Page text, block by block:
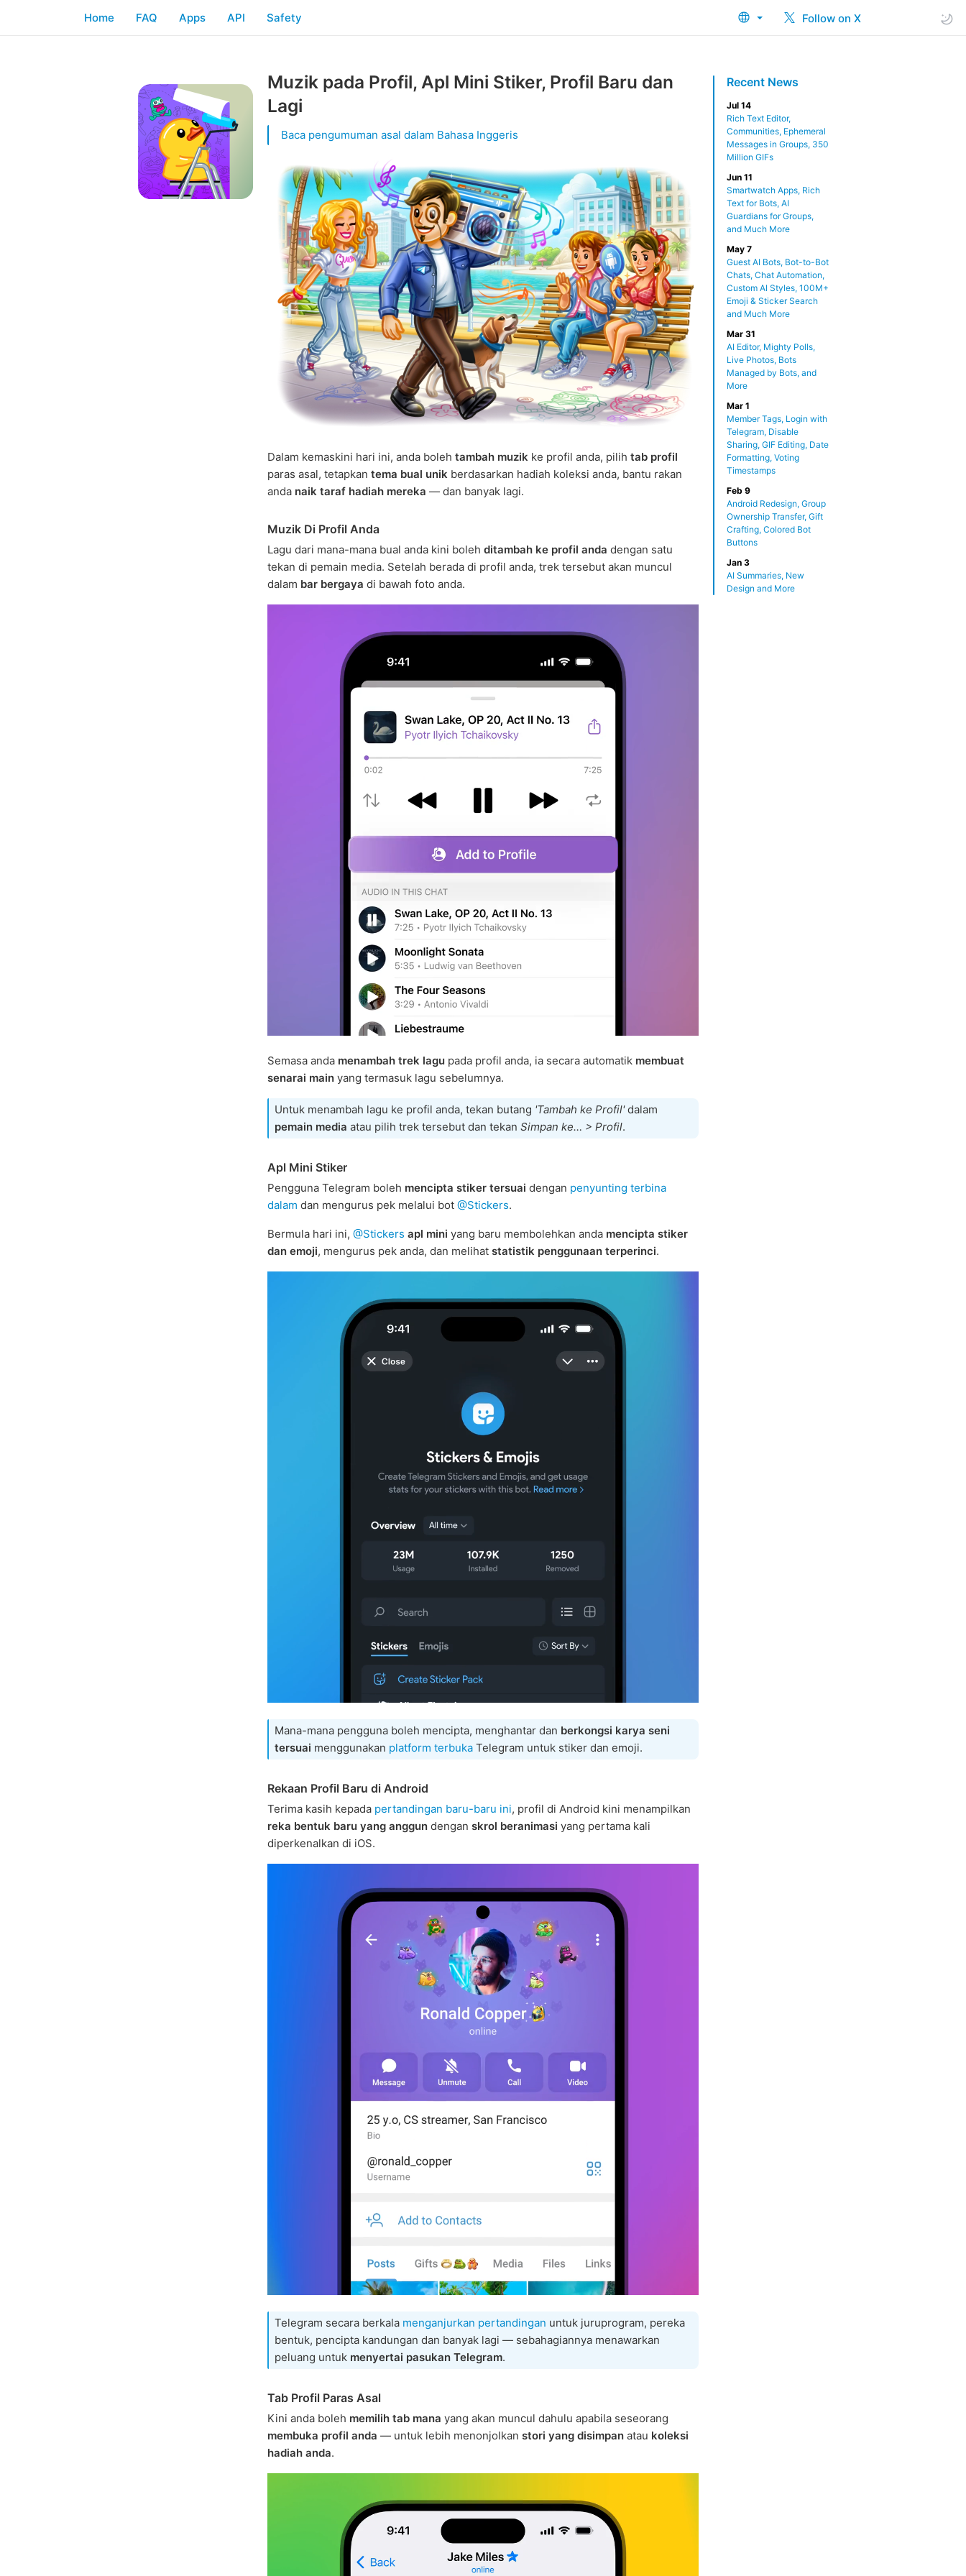
Follow on X
Home FAQ Apps API Safety
Recent News
Jul 14
Rich Text Editor,
Communities, Ephemeral
Messages in Groups, 350
Million GIFs
Jun 11
Smartwatch Apps, Rich
Text for Bots, AI
Guardians for Groups,
and Much More
May 7
Guest AI Bots, Bot-to-Bot
Chats, Chat Automation,
Custom AI Styles, 100M+
Emoji & Sticker Search
and Much More
Mar 31
AI Editor, Mighty Polls,
Live Photos, Bots
Managed by Bots, and
More
Mar 1
Member Tags, Login with
Telegram, Disable
Sharing, GIF Editing, Date
Formatting, Voting
Timestamps
Feb 9
Android Redesign, Group
Ownership Transfer, Gift
Crafting, Colored Bot
Buttons
Jan 3
AI Summaries, New
Design and More
Muzik pada Profil, Apl Mini Stiker, Profil Baru dan
Lagi
Baca pengumuman asal dalam Bahasa Inggeris
Dalam kemaskini hari ini, anda boleh tambah muzik ke profil anda, pilih tab profil
paras asal, tetapkan tema bual unik berdasarkan hadiah koleksi anda, bantu rakan
anda naik taraf hadiah mereka — dan banyak lagi.
Muzik Di Profil Anda
Lagu dari mana-mana bual anda kini boleh ditambah ke profil anda dengan satu
tekan di pemain media. Setelah berada di profil anda, trek tersebut akan muncul
dalam bar bergaya di bawah foto anda.
Semasa anda menambah trek lagu pada profil anda, ia secara automatik membuat
senarai main yang termasuk lagu sebelumnya.
Untuk menambah lagu ke profil anda, tekan butang 'Tambah ke Profil'dalam
pemain media atau pilih trek tersebut dan tekan Simpan ke… > Profil.
Apl Mini Stiker
Pengguna Telegram boleh mencipta stiker tersuai dengan penyunting terbina
dalam dan mengurus pek melalui bot @Stickers.
Bermula hari ini, @Stickers apl mini yang baru membolehkan anda mencipta stiker
dan emoji, mengurus pek anda, dan melihat statistik penggunaan terperinci.
Mana-mana pengguna boleh mencipta, menghantar dan berkongsi karya seni
tersuai menggunakan platform terbuka Telegram untuk stiker dan emoji.
Rekaan Profil Baru di Android
Terima kasih kepada pertandingan baru-baru ini, profil di Android kini menampilkan
reka bentuk baru yang anggun dengan skrol beranimasi yang pertama kali
diperkenalkan di iOS.
Telegram secara berkala menganjurkan pertandingan untuk juruprogram, pereka
bentuk, pencipta kandungan dan banyak lagi — sebahagiannya menawarkan
peluang untuk menyertai pasukan Telegram.
Tab Profil Paras Asal
Kini anda boleh memilih tab mana yang akan muncul dahulu apabila seseorang
membuka profil anda — untuk lebih menonjolkan stori yang disimpan atau koleksi
hadiah anda.